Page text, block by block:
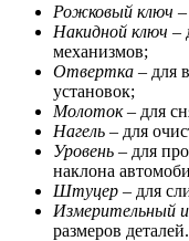
Рожковый ключ
Накидной ключ –
механизмов;
Отвертка – для
установок;
Молоток– для
Нагель – для
Уровень – для
наклона
Штуцер – для
Измерительный
размеров деталей.